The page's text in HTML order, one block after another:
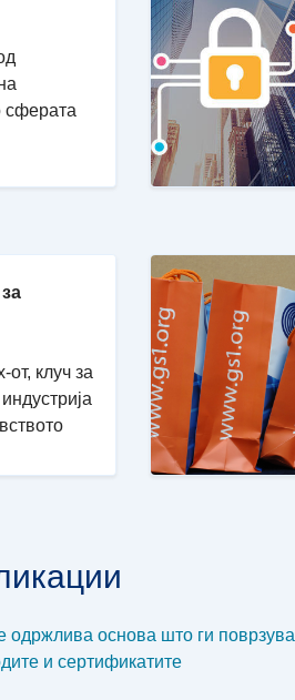
сферата
клуч за
одржлива основа што ги поврзува
и сертификатите